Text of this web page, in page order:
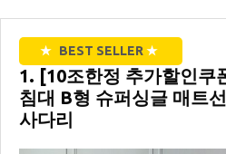
★ BEST SELLER ★
1. [10조한정 추가할인쿠
침대 B형 슈퍼싱글 매트
사다리